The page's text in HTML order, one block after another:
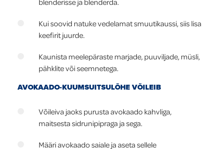
blenderisse ja blenderda.
Kui soovid natuke vedelamat smuutikaussi, siis lisa
keefirit juurde.
Kaunista meelepäraste marjade, puuviljade, müsli,
pähklite või seemnetega.
AVOKAADO-KUUMSUITSULÕHE VÕILEIB
Võileiva jaoks purusta avokaado kahvliga,
maitsesta sidrunipipraga ja sega.
Määri avokaado saiale ja aseta sellele